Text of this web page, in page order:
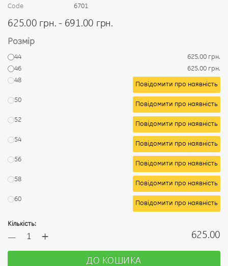
Code
6701
625.00 грн. - 691.00 грн.
Розмір
44
625.00 грн.
46
625.00 грн.
48
Повідомити про наявність
50
Повідомити про наявність
52
Повідомити про наявність
54
Повідомити про наявність
56
Повідомити про наявність
58
Повідомити про наявність
60
Повідомити про наявність
Кількість:
— + 625.00
ДО КОШИКА